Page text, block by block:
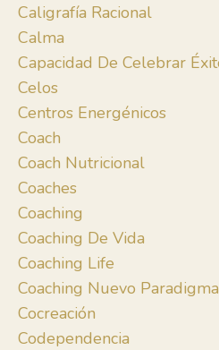
Caligrafía Racional
Calma
Capacidad De Celebrar
Celos
Centros Energénicos
Coach
Coach Nutricional
Coaches
Coaching
Coaching De Vida
Coaching Life
Coaching Nuevo Paradigma
Cocreación
Codependencia